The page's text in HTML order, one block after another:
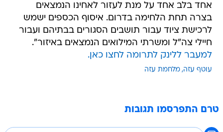
אחד בלב אחד על מנת לעזור לאחינו הנמצאים
בצרה תחת הלחימה בדרום. איסוף הכספים ישמש
לרכישת ציוד עבור תושבים הסגורים בבתיהם ועבור
חיילי צה"ל ומשרתי המילואים הנמצאים באיזור".
למעבר ללינק לתרומה לחצו כאן.
עוטף עזה מלחמת עזה
טרם התפרסמו תגובות